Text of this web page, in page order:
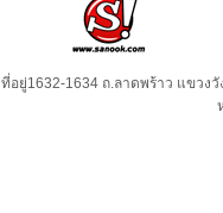
ที่อยู่1632-1634 ถ.ลาดพร้าว แขวง